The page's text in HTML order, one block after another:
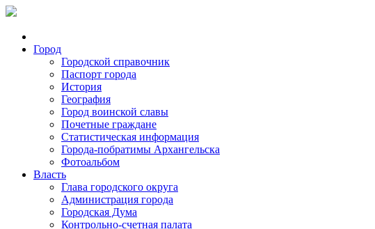
Город
Городской справочник
Паспорт города
История
География
Город воинской славы
Почетные граждане
Статистическая информация
Города-побратимы Архангельска
Фотоальбом
Власть
Глава городского округа
Администрация города
Городская Дума
Контрольно-счетная палата